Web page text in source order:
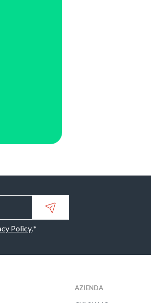
Policy.*
AZIENDA